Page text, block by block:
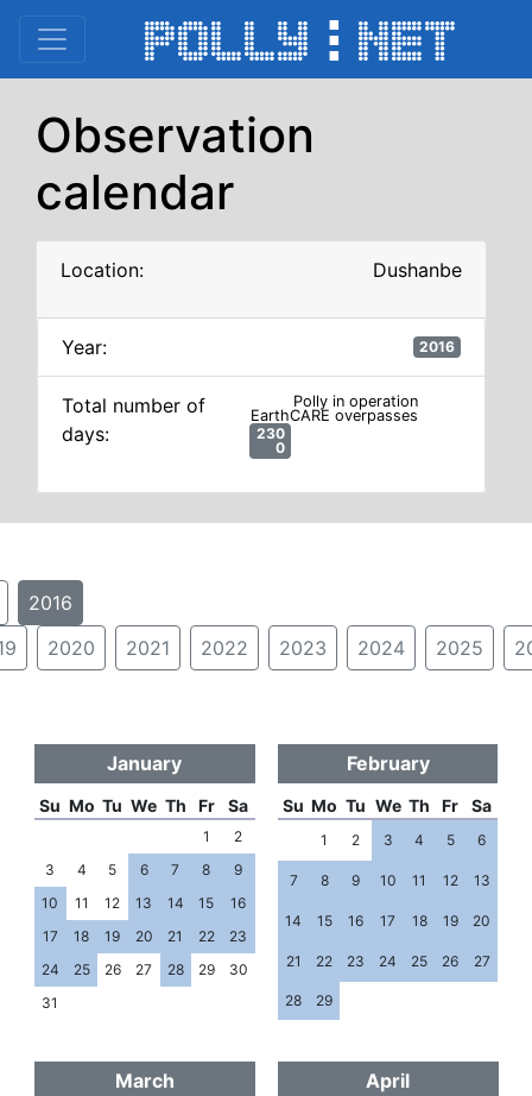
Observation
calendar
Location: Dushanbe
Year: 2016
Total number of
days:
2016
2020 2021 2022 2023 2024 2025
January
Su Mo Tu We Th Fr Sa
1
2
3
4 5 6 7 8
9
10
11 12 13 14 15
16
17
18 19 20 21 22
23
24
25 26 27 28 29
30
31
February
Su Mo Tu We Th Fr Sa
1 2 3 4 5 6
7 8 9 10 11 12 13
14 15 16 17 18 19 20
21 22 23 24 25 26 27
28 29
March April